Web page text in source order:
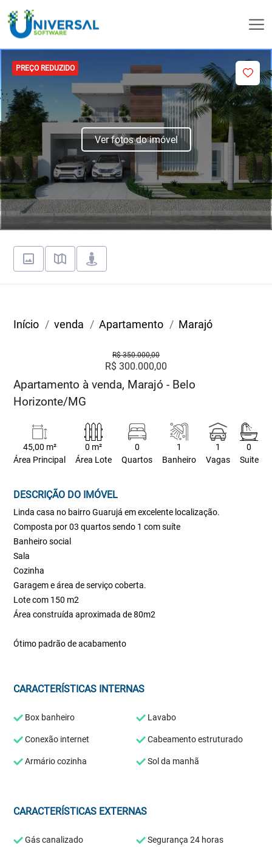
PREÇO REDUZIDO
Ver fotos do imóvel
Início venda Apartamento Marajó
R$ 350.000,00
R$ 300.000,00
Apartamento à venda, Marajó - Belo
Horizonte/MG
45,00 m²
Área Principal
0 m²
Área Lote
0
Quartos
1
Banheiro
1
Vagas
0
Suite
DESCRIÇÃO DO IMÓVEL
Linda casa no bairro Guarujá em excelente localização.
Composta por 03 quartos sendo 1 com suíte
Banheiro social
Sala
Cozinha
Garagem e área de serviço coberta.
Lote com 150 m2
Área construída aproximada de 80m2
Ótimo padrão de acabamento
CARACTERÍSTICAS INTERNAS
Box banheiro Lavabo
Conexão internet Cabeamento estruturado
Armário cozinha Sol da manhã
CARACTERÍSTICAS EXTERNAS
Gás canalizado Segurança 24 horas